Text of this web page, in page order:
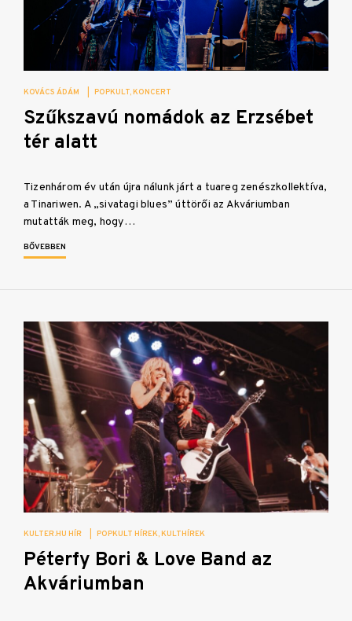
KOVÁCS ÁDÁM POPKULT KONCERT
Szűkszavú nomádok az Erzsébet
tér alatt
Tizenhárom év után újra nálunk járt a tuareg zenészkollektíva,
a Tinariwen. A „sivatagi blues” úttörői az Akváriumban
mutatták meg, hogy…
BŐVEBBEN
KULTER.HU HÍR POPKULT HÍREK KULTHÍREK
Péterfy Bori & Love Band az
Akváriumban